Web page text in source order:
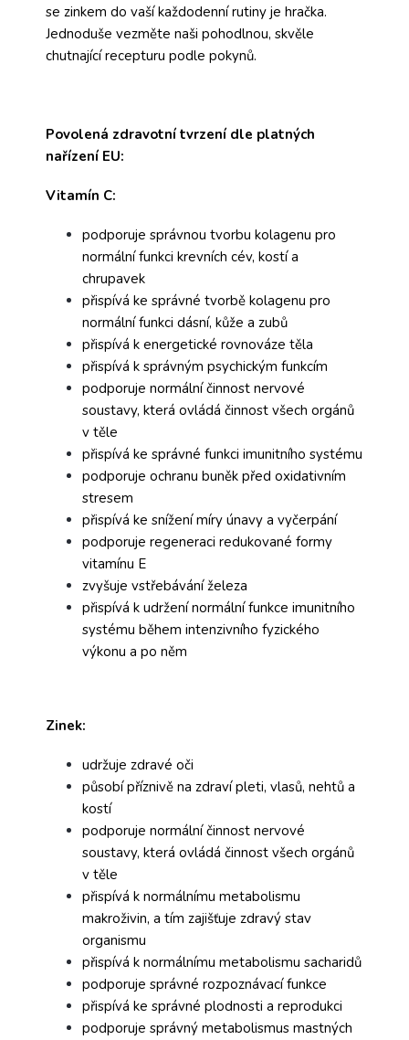
se zinkem do vaší každodenní rutiny je hračka.
Jednoduše vezměte naši pohodlnou, skvěle
chutnající recepturu podle pokynů.
Povolená zdravotní tvrzení dle platných
nařízení EU:
Vitamín C:
podporuje správnou tvorbu kolagenu pro
normální funkci krevních cév, kostí a
chrupavek
přispívá ke správné tvorbě kolagenu pro
normální funkci dásní, kůže a zubů
přispívá k energetické rovnováze těla
přispívá k správným psychickým funkcím
podporuje normální činnost nervové
soustavy, která ovládá činnost všech orgánů
v těle
přispívá ke správné funkci imunitního systému
podporuje ochranu buněk před oxidativním
stresem
přispívá ke snížení míry únavy a vyčerpání
podporuje regeneraci redukované formy
vitamínu E
zvyšuje vstřebávání železa
přispívá k udržení normální funkce imunitního
systému během intenzivního fyzického
výkonu a po něm
Zinek:
udržuje zdravé oči
působí příznivě na zdraví pleti, vlasů, nehtů a
kostí
podporuje normální činnost nervové
soustavy, která ovládá činnost všech orgánů
v těle
přispívá k normálnímu metabolismu
makroživin, a tím zajišťuje zdravý stav
organismu
přispívá k normálnímu metabolismu sacharidů
podporuje správné rozpoznávací funkce
přispívá ke správné plodnosti a reprodukci
podporuje správný metabolismus mastných